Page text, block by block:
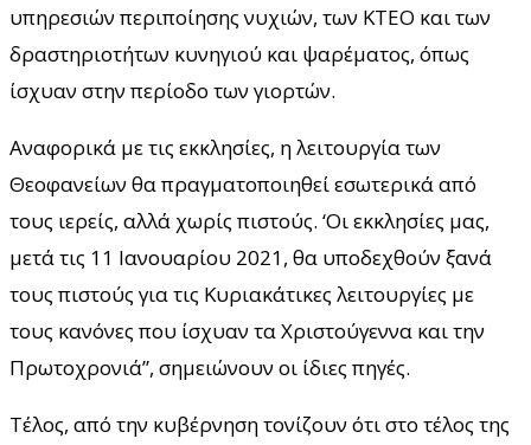
υπηρεσιών περιποίησης νυχιών, των ΚΤΕΟ και των
δραστηριοτήτων κυνηγιού και ψαρέματος, όπως
ίσχυαν στην περίοδο των γιορτών.
Αναφορικά με τις εκκλησίες, η λειτουργία των
Θεοφανείων θα πραγματοποιηθεί εσωτερικά από
τους ιερείς, αλλά χωρίς πιστούς. ‘Οι εκκλησίες μας,
μετά τις 11 Ιανουαρίου 2021, θα υποδεχθούν ξανά
τους πιστούς για τις Κυριακάτικες λειτουργίες με
τους κανόνες που ίσχυαν τα Χριστούγεννα και την
Πρωτοχρονιά”, σημειώνουν οι ίδιες πηγές.
Τέλος, από την κυβέρνηση τονίζουν ότι στο τέλος της